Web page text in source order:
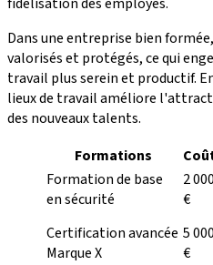
Dans une entreprise bien
valorisés et protégés, ce qui
travail plus serein et productif.
lieux de travail améliore
des nouveaux talents.
Formations
Formation de base
en sécurité
2 000
€
Certification avancée
Marque X
5 000
€